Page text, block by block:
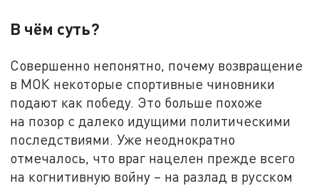
В чём суть?
Совершенно непонятно, почему возвращение
в МОК некоторые спортивные чиновники
подают как победу. Это больше похоже
на позор с далеко идущими политическими
последствиями. Уже неоднократно
отмечалось, что враг нацелен прежде всего
на когнитивную войну – на разлад в русском